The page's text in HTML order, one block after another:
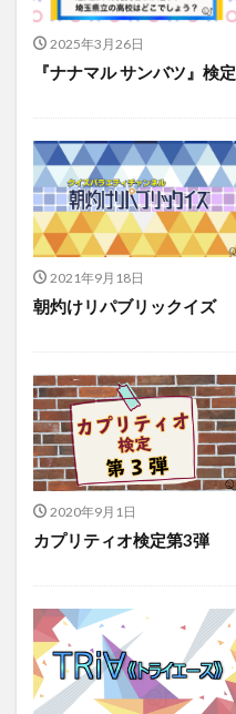
2025年3月26日
『ナナマル サンバツ』検定
2021年9月18日
朝灼けリパブリックイズ
2020年9月1日
カプリティオ検定第3弾